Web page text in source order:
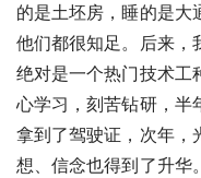
的是土坯房，睡的是大
他们都很知足。后来，
绝对是一个热门技术工
心学习，刻苦钻研，半
拿到了驾驶证，次年，
想、信念也得到了升华